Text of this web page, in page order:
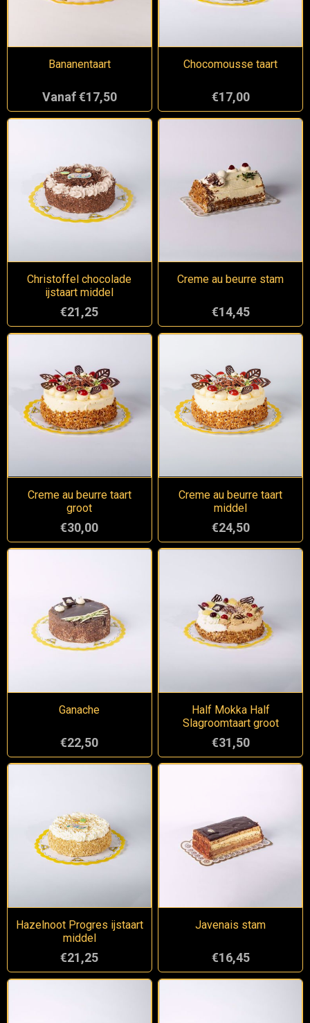
Bananentaart
Vanaf €17,50
Chocomousse taart
€17,00
Christoffel chocolade
ijstaart middel
€21,25
Creme au beurre stam
€14,45
Creme au beurre taart
groot
€30,00
Creme au beurre taart
middel
€24,50
Ganache
€22,50
Half Mokka Half
Slagroomtaart groot
€31,50
Hazelnoot Progres ijstaart
middel
€21,25
Javenais stam
€16,45